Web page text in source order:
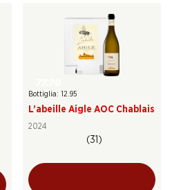
Bottiglia: 12.95
L’abeille Aigle AOC Chablais
2024
(31)